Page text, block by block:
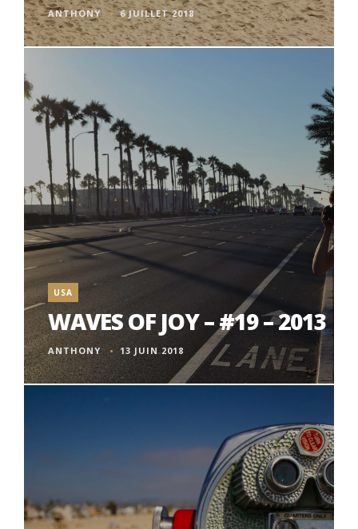
ANTHONY 6 JUILLET 2018
USA
WAVES OF JOY – #19 – 2013
ANTHONY 13 JUIN 2018